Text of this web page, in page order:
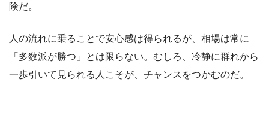
険だ。
人の流れに乗ることで安心感は得られるが、相場は常に
「多数派が勝つ」とは限らない。むしろ、冷静に群れから
一歩引いて見られる人こそが、チャンスをつかむのだ。